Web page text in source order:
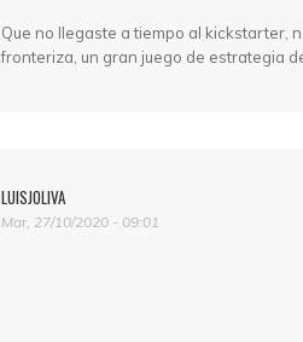
Que no llegaste a tiempo al kickstarter,
fronteriza, un gran juego de estrategia
LUISJOLIVA
Mar, 27/10/2020 - 09:01